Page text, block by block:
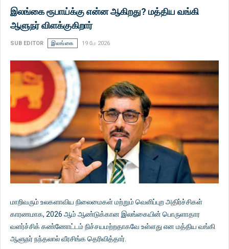
இலங்கை ரூபாய்க்கு என்ன ஆகிறது? மத்திய வங்கி
ஆளுநர் விளக்குகிறார்
SUB EDITOR இலங்கை 19 மே 2026
மாறிவரும் உலகளாவிய நிலைமைகள் மற்றும் வெளிப்புற அதிர்ச்சிகள்
காரணமாக, 2026 ஆம் ஆண்டுக்கான இலங்கையின் பொருளாதார
வளர்ச்சிக் கண்ணோட்டம் நிச்சயமற்றதாகவே உள்ளது என மத்திய வங்கி
ஆளுநர் நந்தலால் வீரசிங்க தெரிவித்தார்.